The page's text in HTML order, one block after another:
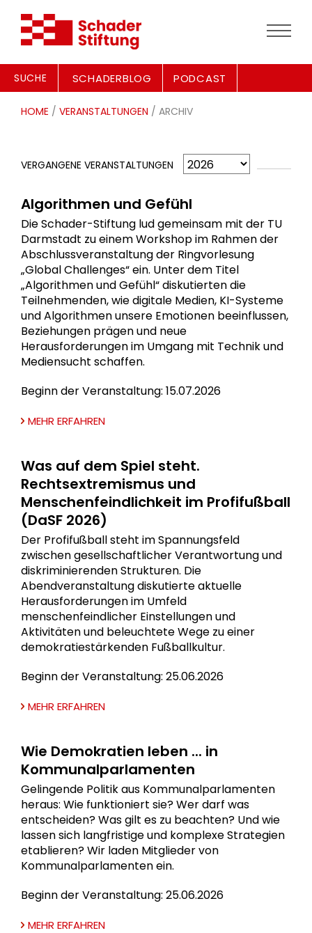
SUCHE SCHADERBLOG PODCAST
HOME / VERANSTALTUNGEN / ARCHIV
VERGANGENE VERANSTALTUNGEN
Algorithmen und Gefühl
Die Schader-Stiftung lud gemeinsam mit der TU
Darmstadt zu einem Workshop im Rahmen der
Abschlussveranstaltung der Ringvorlesung
„Global Challenges“ ein. Unter dem Titel
„Algorithmen und Gefühl“ diskutierten die
Teilnehmenden, wie digitale Medien, KI-Systeme
und Algorithmen unsere Emotionen beeinflussen,
Beziehungen prägen und neue
Herausforderungen im Umgang mit Technik und
Mediensucht schaffen.
Beginn der Veranstaltung: 15.07.2026
MEHR ERFAHREN
Was auf dem Spiel steht.
Rechtsextremismus und
Menschenfeindlichkeit im Profifußball
(DaSF 2026)
Der Profifußball steht im Spannungsfeld
zwischen gesellschaftlicher Verantwortung und
diskriminierenden Strukturen. Die
Abendveranstaltung diskutierte aktuelle
Herausforderungen im Umfeld
menschenfeindlicher Einstellungen und
Aktivitäten und beleuchtete Wege zu einer
demokratiestärkenden Fußballkultur.
Beginn der Veranstaltung: 25.06.2026
MEHR ERFAHREN
Wie Demokratien leben ... in
Kommunalparlamenten
Gelingende Politik aus Kommunalparlamenten
heraus: Wie funktioniert sie? Wer darf was
entscheiden? Was gilt es zu beachten? Und wie
lassen sich langfristige und komplexe Strategien
etablieren? Wir laden Mitglieder von
Kommunalparlamenten ein.
Beginn der Veranstaltung: 25.06.2026
MEHR ERFAHREN